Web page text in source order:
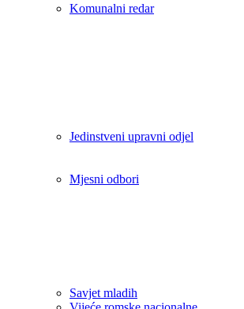
Komunalni redar
Jedinstveni upravni odjel
Mjesni odbori
Savjet mladih